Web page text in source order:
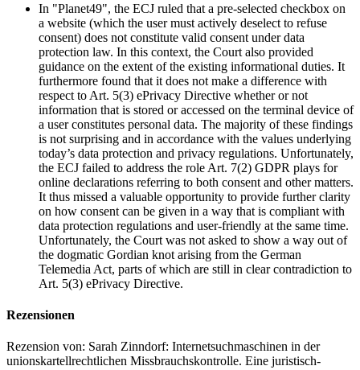
In "Planet49", the ECJ ruled that a pre-selected checkbox on
a website (which the user must actively deselect to refuse
consent) does not constitute valid consent under data
protection law. In this context, the Court also provided
guidance on the extent of the existing informational duties. It
furthermore found that it does not make a difference with
respect to Art. 5(3) ePrivacy Directive whether or not
information that is stored or accessed on the terminal device of
a user constitutes personal data. The majority of these findings
is not surprising and in accordance with the values underlying
today’s data protection and privacy regulations. Unfortunately,
the ECJ failed to address the role Art. 7(2) GDPR plays for
online declarations referring to both consent and other matters.
It thus missed a valuable opportunity to provide further clarity
on how consent can be given in a way that is compliant with
data protection regulations and user-friendly at the same time.
Unfortunately, the Court was not asked to show a way out of
the dogmatic Gordian knot arising from the German
Telemedia Act, parts of which are still in clear contradiction to
Art. 5(3) ePrivacy Directive.
Rezensionen
Rezension von: Sarah Zinndorf: Internetsuchmaschinen in der
unionskartellrechtlichen Missbrauchskontrolle. Eine juristisch-